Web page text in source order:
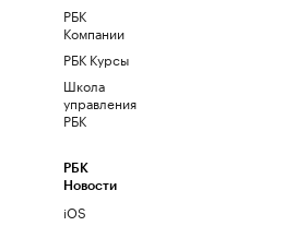
РБК
Компании
РБК Курсы
Школа
управления
РБК
РБК
Новости
iOS